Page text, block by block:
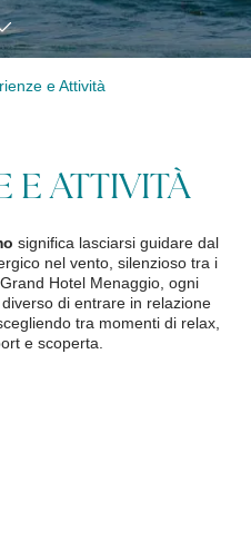
e Attività
E ATTIVITÀ
significa lasciarsi guidare dal
nel vento, silenzioso tra i
Hotel Menaggio, ogni
di entrare in relazione
tra momenti di relax,
e scoperta.